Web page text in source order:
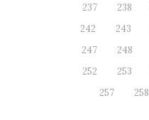
237
238
242
243
247
248
252
253
257
258